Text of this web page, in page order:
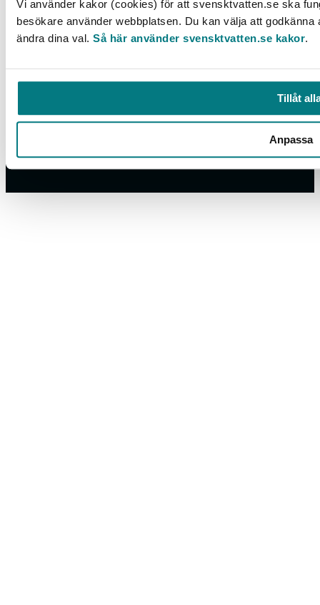
Vi använder kakor (cookies) för att svensktvatten.se ska
besökare använder webbplatsen. Du kan välja att
ändra dina val. Så här använder svensktvatten.se kakor.
Tillåt
Anpassa
Box 14057, 167 14 Bromma, Tel. 08-506 002 00